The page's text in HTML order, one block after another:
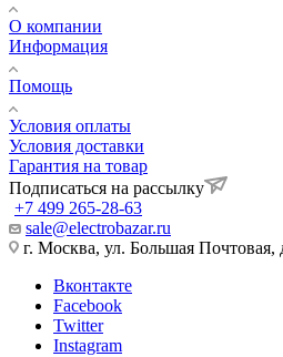
О компании
Информация
Помощь
Условия оплаты
Условия доставки
Гарантия на товар
Подписаться на рассылку
+7 499 265-28-63
sale@electrobazar.ru
г. Москва, ул. Большая Почтовая,
Вконтакте
Facebook
Twitter
Instagram